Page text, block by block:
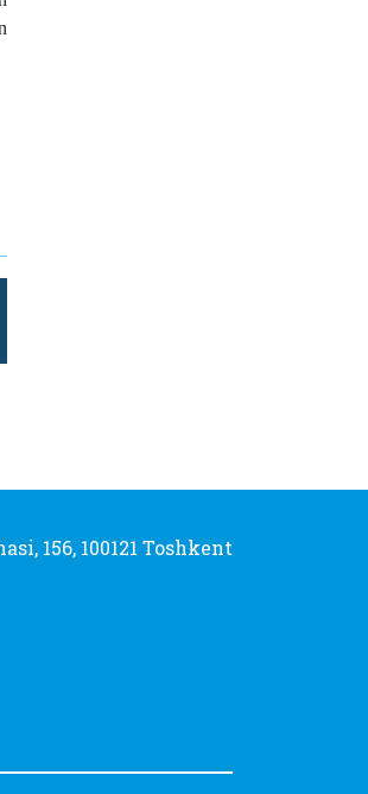
156, 100121 Toshkent